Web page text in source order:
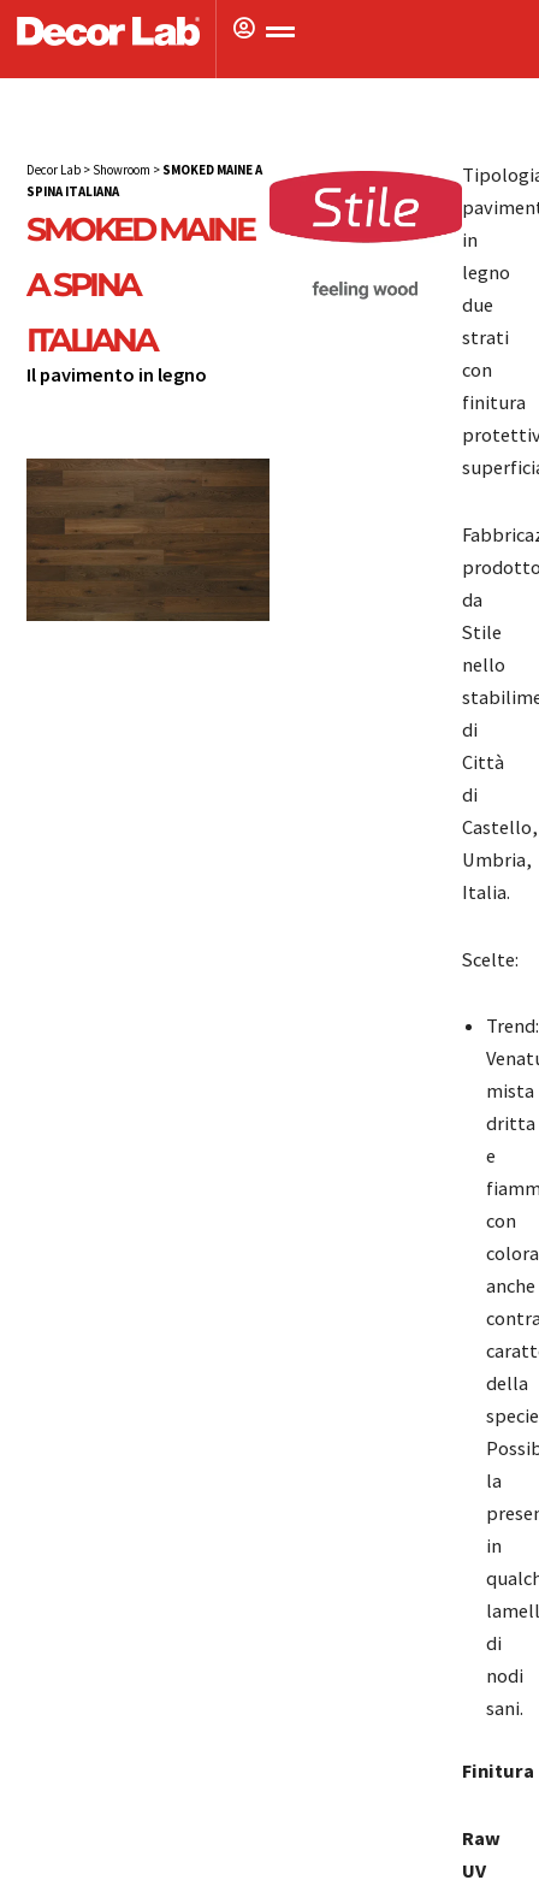
Decor Lab > Showroom > SMOKED MAINE A
SPINA ITALIANA
SMOKED MAINE
A SPINA
ITALIANA
Il pavimento in legno
in
legno
due
strati
con
finitura
da
Stile
nello
di
Città
di
Castello,
Umbria,
Italia.
Scelte:
Trend:
mista
dritta
e
con
anche
della
la
in
di
nodi
sani.
Finitura
Raw
UV